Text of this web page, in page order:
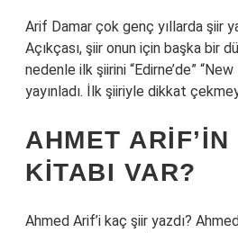
Arif Damar çok genç yıllarda şiir
Açıkçası, şiir onun için başka bir
nedenle ilk şiirini “Edirne’de”
yayınladı. İlk şiiriyle dikkat
AHMET
KITABI VAR?
Ahmed Arif’i kaç şiir yazdı?